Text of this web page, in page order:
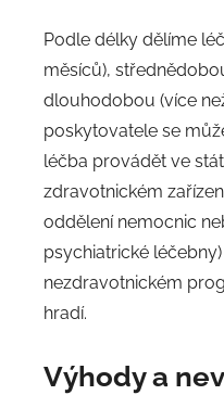
Podle délky dělíme
měsíců),
dlouhodobou (více
poskytovatele se
léčba provádět ve
zdravotnickém
oddělení nemocnic
psychiatrické
nezdravotnickém
hradí.
Výhody a